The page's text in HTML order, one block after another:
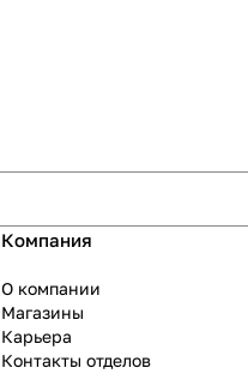
Компания
О компании
Магазины
Карьера
Контакты отделов